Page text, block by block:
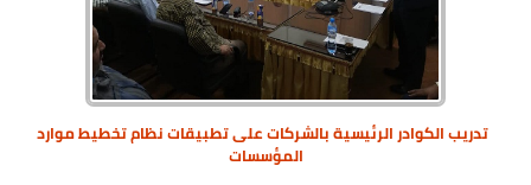
تدريب الكوادر الرئيسية بالشركات على تطبيقات نظام تخطيط موارد
المؤسسات